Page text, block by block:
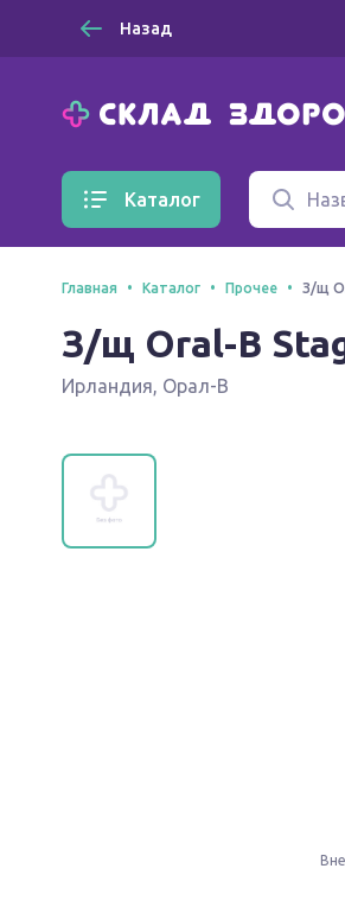
Назад
Каталог
Главная Каталог Прочее З/щ
З/щ Oral-B
Ирландия, Орал-В